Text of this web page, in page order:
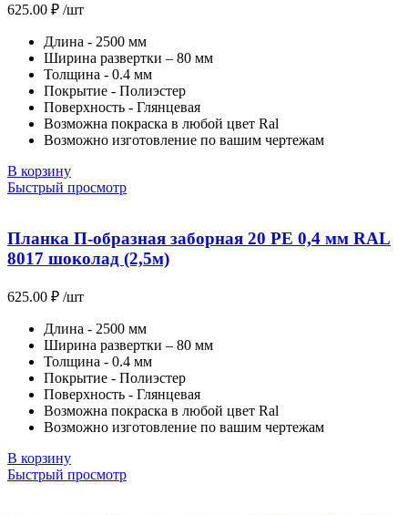
625.00 ₽ /шт
Длина - 2500 мм
Ширина развертки – 80 мм
Толщина - 0.4 мм
Покрытие - Полиэстер
Поверхность - Глянцевая
Возможна покраска в любой цвет Ral
Возможно изготовление по вашим чертежам
В корзину
Быстрый просмотр
Планка П-образная заборная 20 PE 0,4 мм RAL
8017 шоколад (2,5м)
625.00 ₽ /шт
Длина - 2500 мм
Ширина развертки – 80 мм
Толщина - 0.4 мм
Покрытие - Полиэстер
Поверхность - Глянцевая
Возможна покраска в любой цвет Ral
Возможно изготовление по вашим чертежам
В корзину
Быстрый просмотр